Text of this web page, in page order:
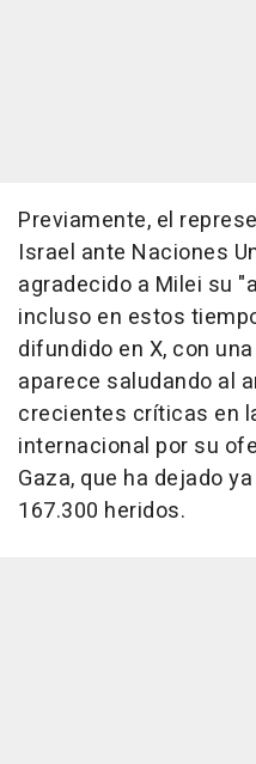
Previamente, el
Israel ante Naciones
agradecido a Milei su
incluso en estos
difundido en X, con
aparece saludando al
crecientes críticas en
internacional por su
Gaza, que ha dejado
167.300 heridos.